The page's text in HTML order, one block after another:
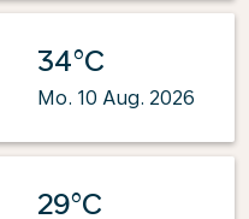
34°C
Mo. 10 Aug. 2026
29°C